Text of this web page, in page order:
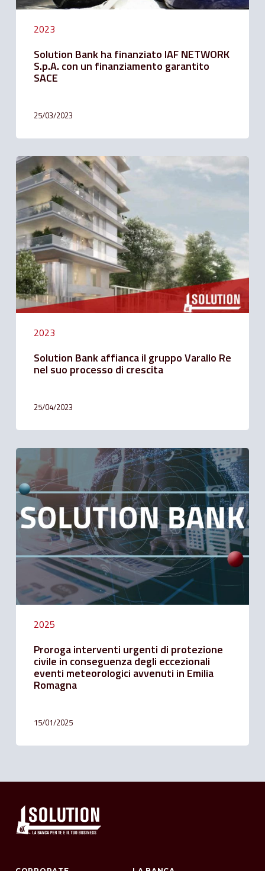
2023
Solution Bank ha finanziato IAF NETWORK
S.p.A. con un finanziamento garantito
SACE
25/03/2023
2023
Solution
Bank
affianca
il
gruppo
Varallo
Re
nel
suo
processo
di
crescita
Solution Bank affianca il gruppo Varallo Re
nel suo processo di crescita
25/04/2023
2025
Proroga
interventi
urgenti
di
protezione
civile
in
conseguenza
degli
eccezionali
eventi
meteorologici
avvenuti
in
Emilia
Romagna
Proroga interventi urgenti di protezione
civile in conseguenza degli eccezionali
eventi meteorologici avvenuti in Emilia
Romagna
15/01/2025